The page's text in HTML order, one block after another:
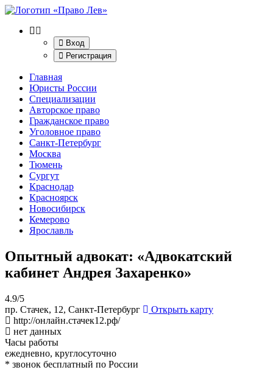
Вход
Регистрация
Главная
Юристы России
Специализации
Авторское право
Гражданское право
Уголовное право
Санкт-Петербург
Москва
Тюмень
Сургут
Краснодар
Красноярск
Новосибирск
Кемерово
Ярославль
Опытный адвокат: «Адвокатский
кабинет Андрея Захаренко»
4.9/5
пр. Стачек, 12, Санкт-Петербург
Открыть карту
http://онлайн.стачек12.рф/
нет данных
Часы работы
ежедневно, круглосуточно
* звонок бесплатный по России